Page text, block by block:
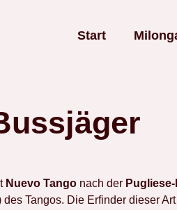
Start
Nuevo Tango nach der
Tangos. Die Erfinder dieser